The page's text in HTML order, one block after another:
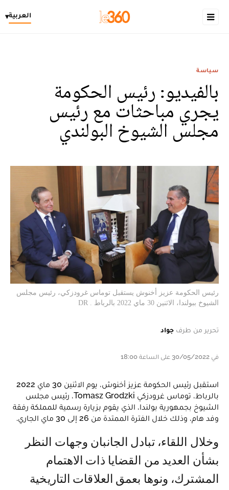
العربية▾
سياسة
بالفيديو: رئيس الحكومة
يجري مباحثات مع رئيس
مجلس الشيوخ البولندي
رئيس الحكومة عزيز أخنوش يستقبل توماس غرودزكي، رئيس مجلس
الشيوخ ببولندا، الاثنين 30 ماي 2022 بالرباط . DR
تحرير من طرف جواد
في 30/05/2022 على الساعة 18:00
استقبل رئيس الحكومة عزيز أخنوش، يوم الاثنين 30 ماي 2022
بالرباط، توماس غرودزكي Tomasz Grodzki، رئيس مجلس
الشيوخ بجمهورية بولندا، الذي يقوم بزيارة رسمية للمملكة رفقة
وفد هام، وذلك خلال الفترة الممتدة من 26 إلى 30 ماي الجاري.
وخلال اللقاء، تبادل الجانبان وجهات النظر
بشأن العديد من القضايا ذات الاهتمام
المشترك، ونوها بعمق العلاقات التاريخية